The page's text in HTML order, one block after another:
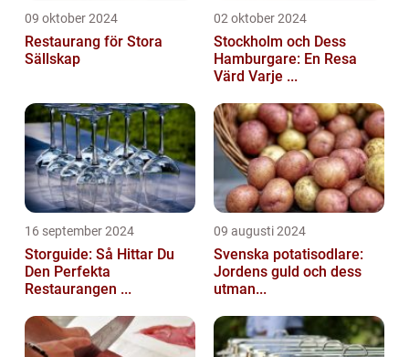
09 oktober 2024
Restaurang för Stora
Sällskap
02 oktober 2024
Stockholm och Dess
Hamburgare: En Resa
Värd Varje ...
16 september 2024
Storguide: Så Hittar Du
Den Perfekta
Restaurangen ...
09 augusti 2024
Svenska potatisodlare:
Jordens guld och dess
utman...